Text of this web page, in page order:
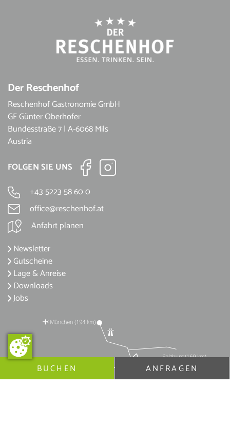
BUCHEN ANFRAGEN
Der Reschenhof
Reschenhof Gastronomie GmbH
GF Günter Oberhofer
Bundesstraße 7 | A-6068 Mils
Austria
FOLGEN SIE UNS
+43 5223 58 60 0
office@reschenhof.at
Anfahrt planen
Newsletter
Gutscheine
Lage & Anreise
Downloads
Jobs